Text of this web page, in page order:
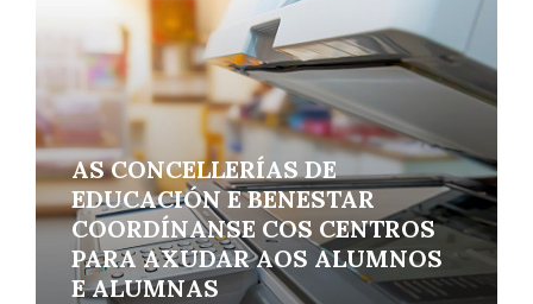
AS CONCELLERÍAS DE
EDUCACIÓN E BENESTAR
COORDÍNANSE COS CENTROS
PARA AXUDAR AOS ALUMNOS
E ALUMNAS